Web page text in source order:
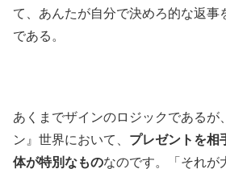
て、あんたが自分で決めろ的な返事
である。
あくまでザインのロジックであるが
ン』世界において、 プレゼントを相
体が特別なものなのです。「それが